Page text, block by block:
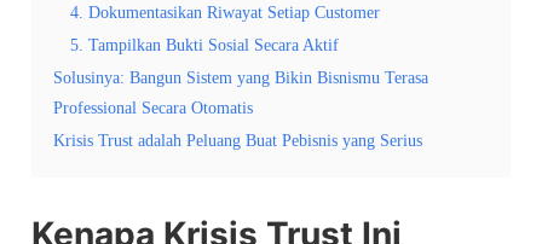
4. Dokumentasikan Riwayat Setiap Customer
5. Tampilkan Bukti Sosial Secara Aktif
Solusinya: Bangun Sistem yang Bikin Bisnismu Terasa
Professional Secara Otomatis
Krisis Trust adalah Peluang Buat Pebisnis yang Serius
Kenapa Krisis Trust Ini